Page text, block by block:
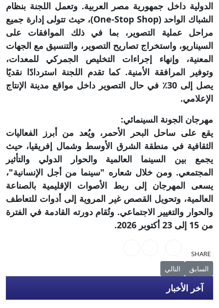
الدولية داخل جمهورية مصر العربية. وتعمل اللجنة بنظام
الشباك الواحد (One-Stop Shop)، حيث تتولى إدارة جميع
مراحل عملية التصوير، بما في ذلك الموافقات على
السيناريو، واستخراج تصاريح التصوير، والتنسيق مع الجهات
المعنية، وإنهاء إجراءات التخليص الجمركي للمعدات،
وتوفير المرافقة الأمنية. كما تقدم اللجنة استردادًا نقديًا
يصل إلى 30٪ في حال التصوير داخل مواقع مدينة الإنتاج
الإعلامي.
مهرجان الجونة السينمائي:
يقع على ساحل البحر الأحمر، ويُعد من أبرز الفعاليات
الثقافية في منطقة الشرق الأوسط وشمال إفريقيا، حيث
يجمع بين السينما العالمية والحوار الدولي والتأثير
المجتمعي. ومن خلال شعاره "سينما من أجل الإنسانية"،
يسعى المهرجان إلى ربط الأصوات الإقليمية بالصناعة
العالمية، وتحويل القصص غير المروية إلى أدوات للتعاطف
والحوار والتغيير الاجتماعي. وتُقام دورته القادمة في الفترة
من 15 إلى 23 أكتوبر 2026.
SHARE
المقال السابق: مركز السينما العربية يناقش في مهرجان كان دور الإنتاج
السابق المقال التالي: "السينما في حوشنا"شعار الدورة الجديدة
التالي
آخر الأخبار